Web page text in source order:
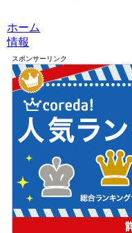
ホーム
情報
スポンサーリンク